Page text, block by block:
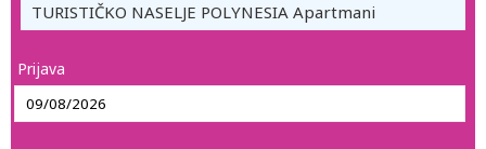
TURISTIČKO NASELJE POLYNESIA Apartmani
Prijava